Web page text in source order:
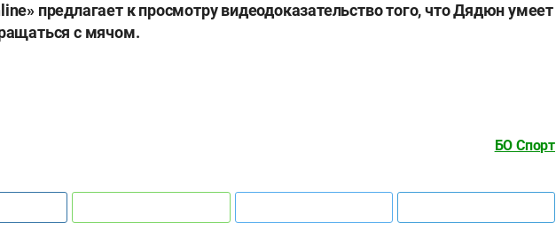
предлагает к просмотру видеодоказательство того, что Дядюн умеет
с мячом.
БО Спорт